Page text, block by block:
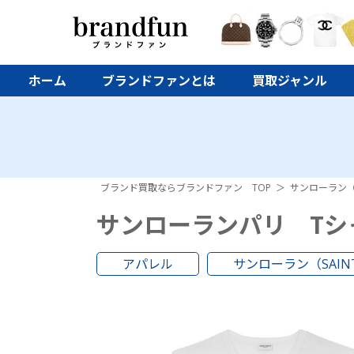
ホーム ブランドファンとは 買取ジャンル
ブランド買取ならブランドファン TOP サンローラン
サンローランパリ Tシ
アパレル サンローラン（